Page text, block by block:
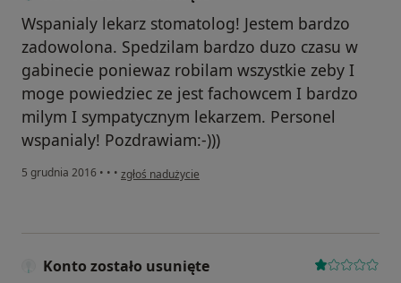
Wspanialy lekarz stomatolog! Jestem bardzo
zadowolona. Spedzilam bardzo duzo czasu w
gabinecie poniewaz robilam wszystkie zeby I
moge powiedziec ze jest fachowcem I bardzo
milym I sympatycznym lekarzem. Personel
wspanialy! Pozdrawiam:-)))
5 grudnia 2016 • • • w opinii użytkownika Konto zostało usunięte
zgłoś nadużycie
Konto zostało usunięte